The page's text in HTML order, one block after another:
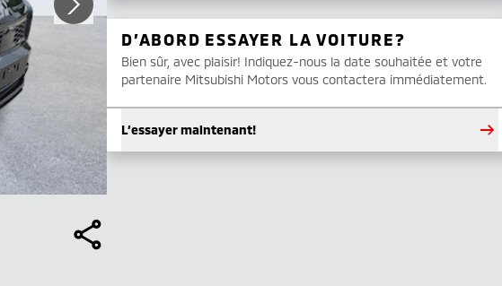
D’ABORD ESSAYER LA VOITURE?
Bien sûr, avec plaisir! Indiquez-nous la date souhaitée et votre
partenaire Mitsubishi Motors vous contactera immédiatement.
L’essayer maintenant!